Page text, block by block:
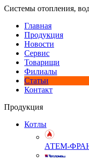
Системы отопления,
Главная
Продукция
Новости
Сервис
Товарищи
Филиалы
Статьи
Контакт
Продукция
Котлы
АТЕМ-